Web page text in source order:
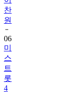
찬
원
06
미
스
트
롯
4